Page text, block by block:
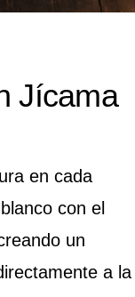
Jícama
en cada
con el
un
a la